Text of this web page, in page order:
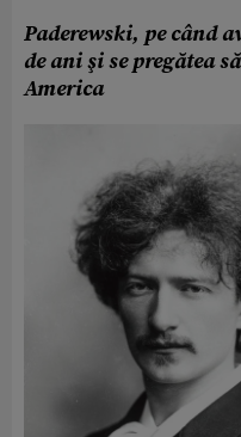
Paderewski, pe când
de ani şi se pregătea
America